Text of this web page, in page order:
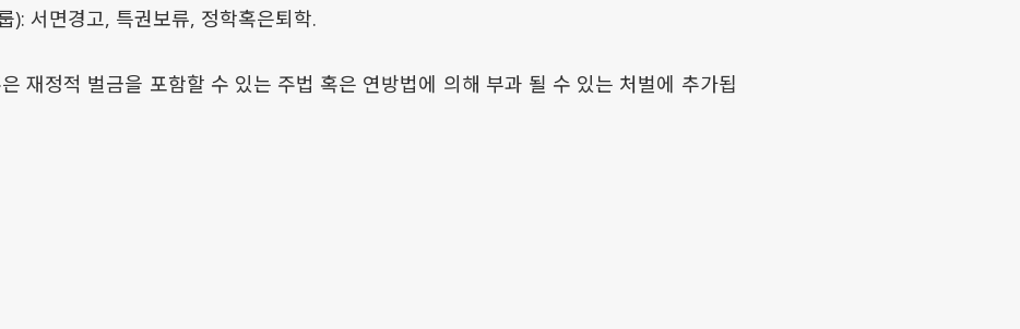
): 서면경고, 특권보류, 정학혹은퇴학.
재정적 벌금을 포함할 수 있는 주법 혹은 연방법에 의해 부과 될 수 있는 처벌에 추가됩